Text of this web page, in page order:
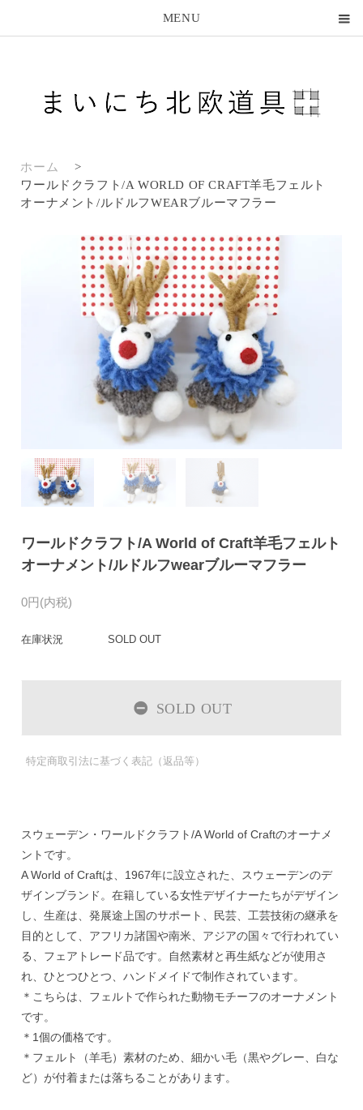
MENU
ホーム
>
ワールドクラフト/A WORLD OF CRAFT羊毛フェルト
オーナメント/ルドルフWEARブルーマフラー
ワールドクラフト/A World of Craft羊毛フェルト
オーナメント/ルドルフwearブルーマフラー
0円(内税)
在庫状況 SOLD OUT
SOLD OUT
特定商取引法に基づく表記（返品等）
スウェーデン・ワールドクラフト/A World of Craftのオーナメ
ントです。
A World of Craftは、1967年に設立された、スウェーデンのデ
ザインブランド。在籍している女性デザイナーたちがデザイン
し、生産は、発展途上国のサポート、民芸、工芸技術の継承を
目的として、アフリカ諸国や南米、アジアの国々で行われてい
る、フェアトレード品です。自然素材と再生紙などが使用さ
れ、ひとつひとつ、ハンドメイドで制作されています。
＊こちらは、フェルトで作られた動物モチーフのオーナメント
です。
＊1個の価格です。
＊フェルト（羊毛）素材のため、細かい毛（黒やグレー、白な
ど）が付着または落ちることがあります。